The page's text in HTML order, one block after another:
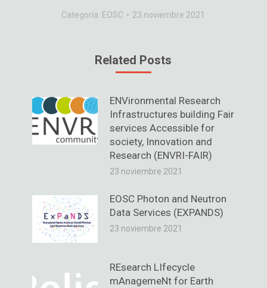
Categoría: EOSC 23 noviembre 2021
Related Posts
ENVironmental Research
Infrastructures building Fair
services Accessible for
society, Innovation and
Research (ENVRI-FAIR)
23 noviembre 2021
EOSC Photon and Neutron
Data Services (EXPANDS)
23 noviembre 2021
REsearch LIfecycle
mAnagemeNt for Earth